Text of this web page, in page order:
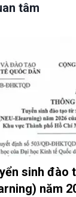
tâm
sinh đào
năm